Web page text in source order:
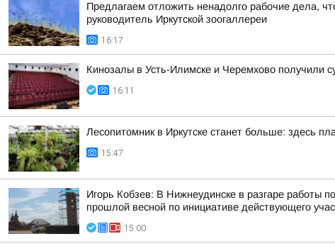
Предлагаем отложить ненадолго рабочие дела,
руководитель Иркутской зоогаллереи
16:17
Кинозалы в Усть-Илимске и Черемхово получили
16:11
Лесопитомник в Иркутске станет больше: здесь
15:47
Игорь Кобзев: В Нижнеудинске в разгаре работы
прошлой весной по инициативе действующего
15:00